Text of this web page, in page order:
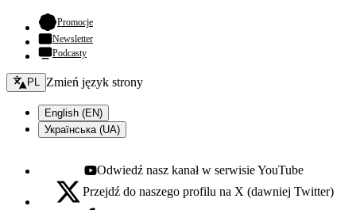
Promocje- otwiera się w nowej karcie
Newsletter
Podcasty
Zmień język - bieżący:
PL Zmień język strony
English (EN)
Українська (UA)
Youtube - otwiera się w nowej karcie
Odwiedź nasz kanał w serwisie YouTube
X - otwiera się w nowej karcie
Przejdź do naszego profilu na X (dawniej Twitter)